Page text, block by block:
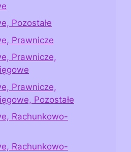
Pozostałe
Prawnicze
Prawnicze,
Prawnicze,
Pozostałe
Rachunkowo-
Rachunkowo-